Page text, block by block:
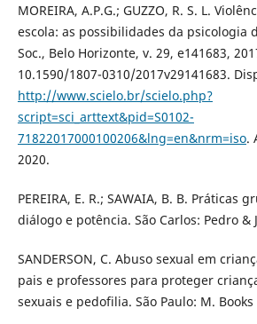
MOREIRA, A.P.G.; GUZZO, R. S. L.
escola: as possibilidades da psicologia
Soc., Belo Horizonte, v. 29, e141683,
10.1590/1807-0310/2017v29141683.
http://www.scielo.br/scielo.php?
script=sci_arttext&pid=S0102-
71822017000100206&lng=en&nrm=iso.
2020.
PEREIRA, E. R.; SAWAIA, B. B. Práticas
diálogo e potência. São Carlos: Pedro &
SANDERSON, C. Abuso sexual em
pais e professores para proteger
sexuais e pedofilia. São Paulo: M.